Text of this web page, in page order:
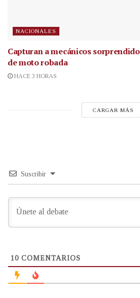
NACIONALES
Capturan a mecánicos
de moto robada
HACE 3 HORAS
CARGAR MÁS
Suscribir
10 COMENTARIOS